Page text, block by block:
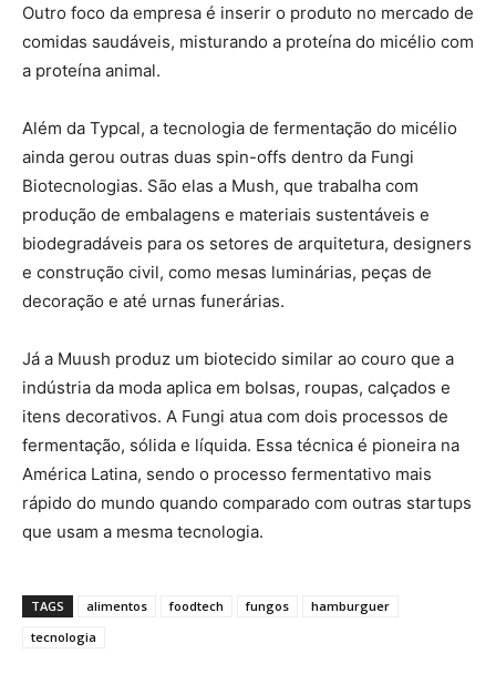
Outro foco da empresa é inserir o produto no mercado de
comidas saudáveis, misturando a proteína do micélio com
a proteína animal.
Além da Typcal, a tecnologia de fermentação do micélio
ainda gerou outras duas spin-offs dentro da Fungi
Biotecnologias. São elas a Mush, que trabalha com
produção de embalagens e materiais sustentáveis e
biodegradáveis para os setores de arquitetura, designers
e construção civil, como mesas luminárias, peças de
decoração e até urnas funerárias.
Já a Muush produz um biotecido similar ao couro que a
indústria da moda aplica em bolsas, roupas, calçados e
itens decorativos. A Fungi atua com dois processos de
fermentação, sólida e líquida. Essa técnica é pioneira na
América Latina, sendo o processo fermentativo mais
rápido do mundo quando comparado com outras startups
que usam a mesma tecnologia.
TAGS alimentos foodtech fungos
hamburguer
tecnologia